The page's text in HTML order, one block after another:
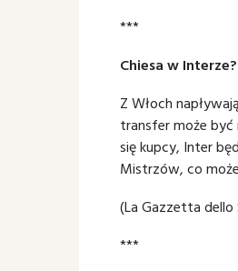
***
Chiesa w Interze?
Z Włoch
transfer może być
się kupcy, Inter
Mistrzów, co
(La Gazzetta dello
***